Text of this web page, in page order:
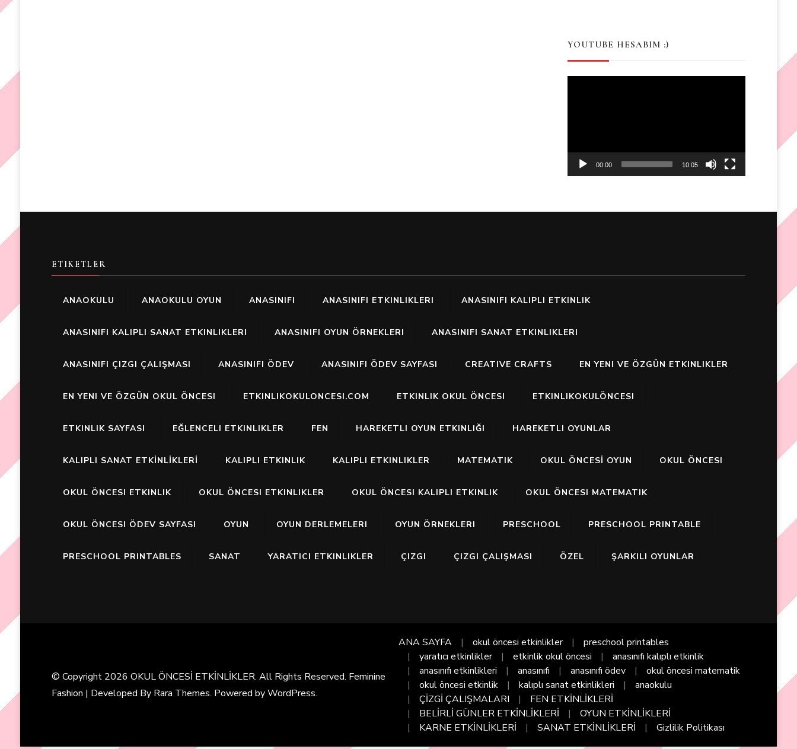
YOUTUBE HESABIM :)
00:00 10:05
ETIKETLER
ANAOKULU ANAOKULU OYUN ANASINIFI ANASINIFI ETKINLIKLERI ANASINIFI KALIPLI ETKINLIK
ANASINIFI KALIPLI SANAT ETKINLIKLERI ANASINIFI OYUN ÖRNEKLERI ANASINIFI SANAT ETKINLIKLERI
ANASINIFI ÇIZGI ÇALIŞMASI ANASINIFI ÖDEV ANASINIFI ÖDEV SAYFASI CREATIVE CRAFTS EN YENI VE ÖZGÜN ETKINLIKLER
EN YENI VE ÖZGÜN OKUL ÖNCESI ETKINLIKOKULONCESI.COM ETKINLIK OKUL ÖNCESI ETKINLIKOKULÖNCESI
ETKINLIK SAYFASI EĞLENCELI ETKINLIKLER FEN HAREKETLI OYUN ETKINLIĞI HAREKETLI OYUNLAR
KALIPLI SANAT ETKİNLİKLERİ KALIPLI ETKINLIK KALIPLI ETKINLIKLER MATEMATIK OKUL ÖNCESİ OYUN OKUL ÖNCESI
OKUL ÖNCESI ETKINLIK OKUL ÖNCESI ETKINLIKLER OKUL ÖNCESI KALIPLI ETKINLIK OKUL ÖNCESI MATEMATIK
OKUL ÖNCESI ÖDEV SAYFASI OYUN OYUN DERLEMELERI OYUN ÖRNEKLERI PRESCHOOL PRESCHOOL PRINTABLE
PRESCHOOL PRINTABLES SANAT YARATICI ETKINLIKLER ÇIZGI ÇIZGI ÇALIŞMASI ÖZEL ŞARKILI OYUNLAR
© Copyright 2026 OKUL ÖNCESİ ETKİNLİKLER. All Rights Reserved. Feminine
Fashion | Developed By Rara Themes. Powered byWordPress.
ANA SAYFA okul öncesi etkinlikler
preschool printables
yaratıcı etkinlikler
etkinlik okul öncesi
anasınıfı kalıplı etkinlik
anasınıfı etkinlikleri
anasınıfı anasınıfı ödev
okul öncesi matematik
okul öncesi etkinlik
kalıplı sanat etkinlikleri
anaokulu
ÇİZGİ ÇALIŞMALARI
FEN ETKİNLİKLERİ
BELİRLİ GÜNLER ETKİNLİKLERİ
OYUN ETKİNLİKLERİ
KARNE ETKİNLİKLERİ
SANAT ETKİNLİKLERİ Gizlilik Politikası